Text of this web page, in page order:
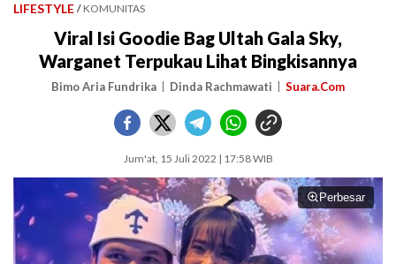
LIFESTYLE / KOMUNITAS
Viral Isi Goodie Bag Ultah Gala Sky,
Warganet Terpukau Lihat Bingkisannya
Bimo Aria Fundrika Dinda Rachmawati Suara.Com
Jum'at, 15 Juli 2022 | 17:58 WIB
Perbesar